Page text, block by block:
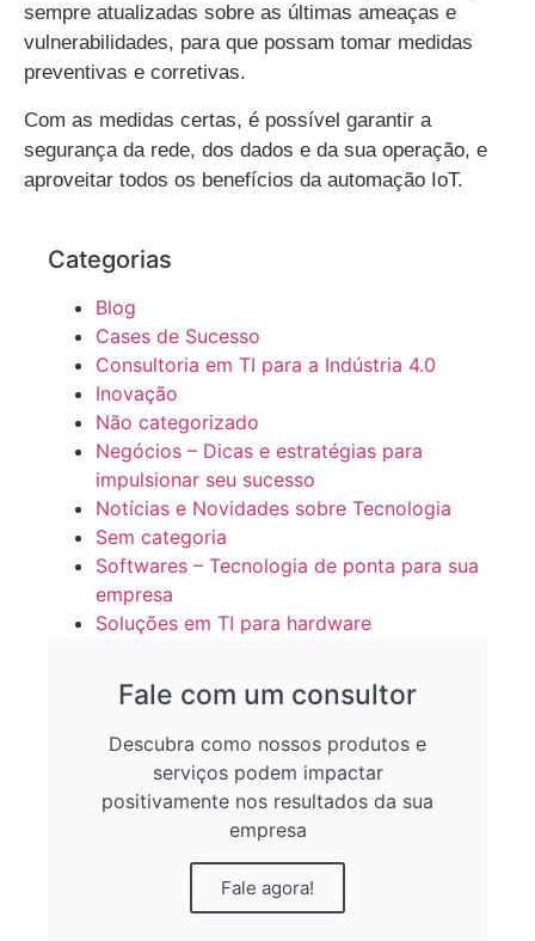
sempre atualizadas sobre as últimas ameaças e
vulnerabilidades, para que possam tomar medidas
preventivas e corretivas.
Com as medidas certas, é possível garantir a
segurança da rede, dos dados e da sua operação, e
aproveitar todos os benefícios da automação IoT.
Categorias
Blog
Cases de Sucesso
Consultoria em TI para a Indústria 4.0
Inovação
Não categorizado
Negócios – Dicas e estratégias para
impulsionar seu sucesso
Notícias e Novidades sobre Tecnologia
Sem categoria
Softwares – Tecnologia de ponta para sua
empresa
Soluções em TI para hardware
Fale com um consultor
Descubra como nossos produtos e
serviços podem impactar
positivamente nos resultados da sua
empresa
Fale agora!